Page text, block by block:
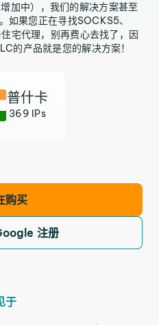
加中），我们的解决方案甚至
如果您正在寻找SOCKS5、
宅代理，别再费心去找了，因
的产品就是您的解决方案！
普什卡
369 IPs
购买
注册
于